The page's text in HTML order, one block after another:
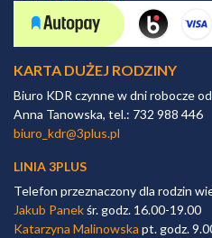
KARTA DUŻEJ RODZINY
Biuro KDR czynne w dni robocze
Anna Tanowska, tel.: 732 988 446
biuro_kdr@3plus.pl
LINIA 3PLUS
Telefon przeznaczony dla rodzin
Jakub Panekśr. godz. 16.00-19.00
Katarzyna Malinowska pt. godz.